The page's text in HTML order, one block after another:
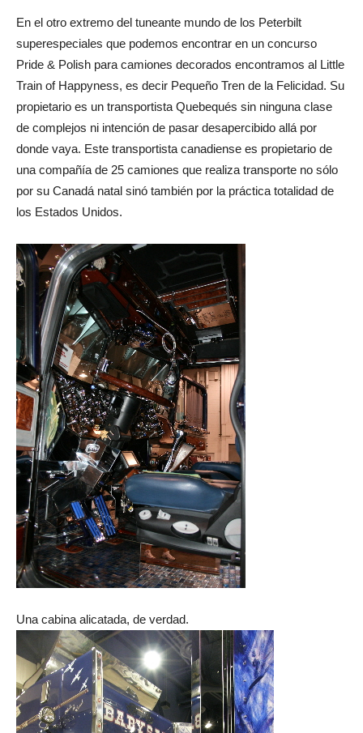
En el otro extremo del tuneante mundo de los Peterbilt
superespeciales que podemos encontrar en un concurso
Pride & Polish para camiones decorados encontramos al Little
Train of Happyness, es decir Pequeño Tren de la Felicidad. Su
propietario es un transportista Quebequés sin ninguna clase
de complejos ni intención de pasar desapercibido allá por
donde vaya. Este transportista canadiense es propietario de
una compañía de 25 camiones que realiza transporte no sólo
por su Canadá natal sinó también por la práctica totalidad de
los Estados Unidos.
Una cabina alicatada, de verdad.